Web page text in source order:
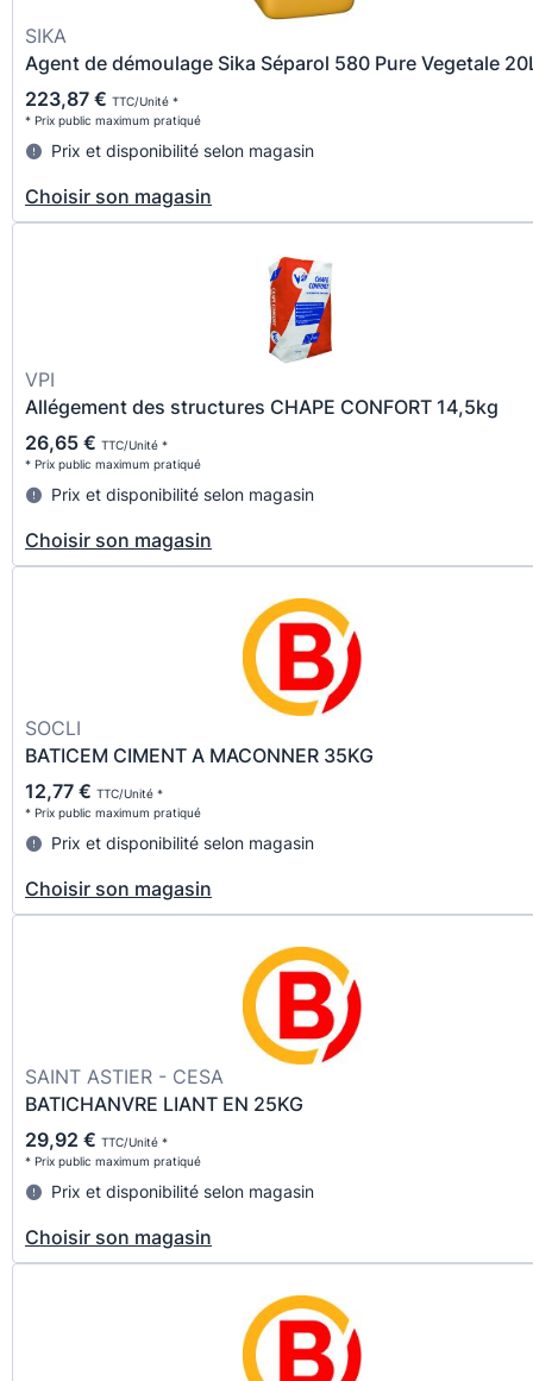
SIKA
Agent de démoulage Sika Séparol 580 Pure Vegetale
223,87 € TTC/Unité *
* Prix public maximum pratiqué
Prix et disponibilité selon magasin
Choisir son magasin
VPI
Allégement des structures CHAPE CONFORT 14,5kg
26,65 € TTC/Unité *
* Prix public maximum pratiqué
Prix et disponibilité selon magasin
Choisir son magasin
SOCLI
BATICEM CIMENT A MACONNER 35KG
12,77 € TTC/Unité *
* Prix public maximum pratiqué
Prix et disponibilité selon magasin
Choisir son magasin
SAINT ASTIER - CESA
BATICHANVRE LIANT EN 25KG
29,92 € TTC/Unité *
* Prix public maximum pratiqué
Prix et disponibilité selon magasin
Choisir son magasin